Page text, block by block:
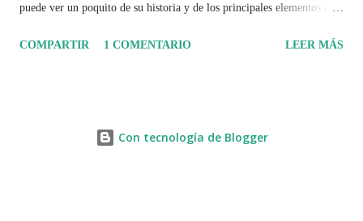
puede ver un poquito de su historia y de los principales elementos que
COMPARTIR
1 COMENTARIO LEER MÁS
Con tecnología de Blogger